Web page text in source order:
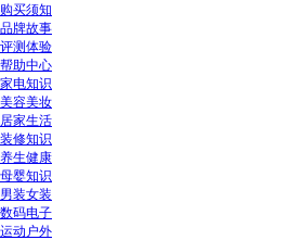
购买须知
品牌故事
评测体验
帮助中心
家电知识
美容美妆
居家生活
装修知识
养生健康
母婴知识
男装女装
数码电子
运动户外